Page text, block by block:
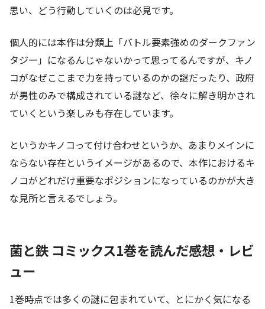
思い、どう行動していくのは必見です。
個人的には本作は分類上「バトル要素強めのダークファン
タジー」になるんじゃないかって思ってるんですが、キノ
コがなぜここまで力を持っているのかの謎だったり、政府
が男性のみで構成されている謎など、徐々に解き明かされ
ていくという楽しみも存在しています。
というかキノコって付け合わせというか、あまりメインに
ならない存在というイメージがあるので、本作におけるキ
ノコがどれだけ重要なポジションになっているのかが大き
な見所と言えるでしょう。
菌と鉄 コミックス1巻を読んだ感想・レビ
ュー
1巻時点では多くの謎に包まれていて、とにかく気になる